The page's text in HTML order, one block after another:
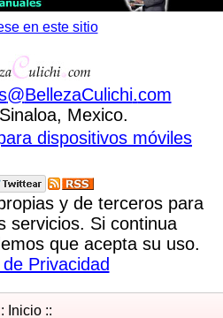
en este sitio
@BellezaCulichi.com
Mexico.
dispositivos móviles
y de terceros para
servicios. Si continua
que acepta su uso.
Privacidad
Inicio ::